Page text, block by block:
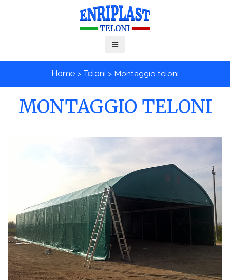
Home > Teloni > Montaggio teloni
MONTAGGIO TELONI